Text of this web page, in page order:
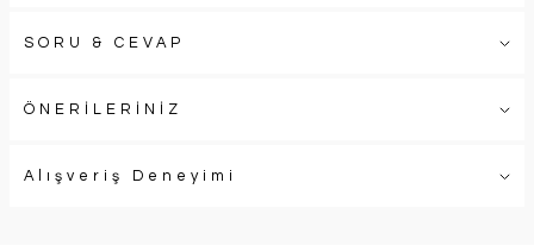
SORU & CEVAP
ÖNERİLERİNİZ
Alışveriş Deneyimi